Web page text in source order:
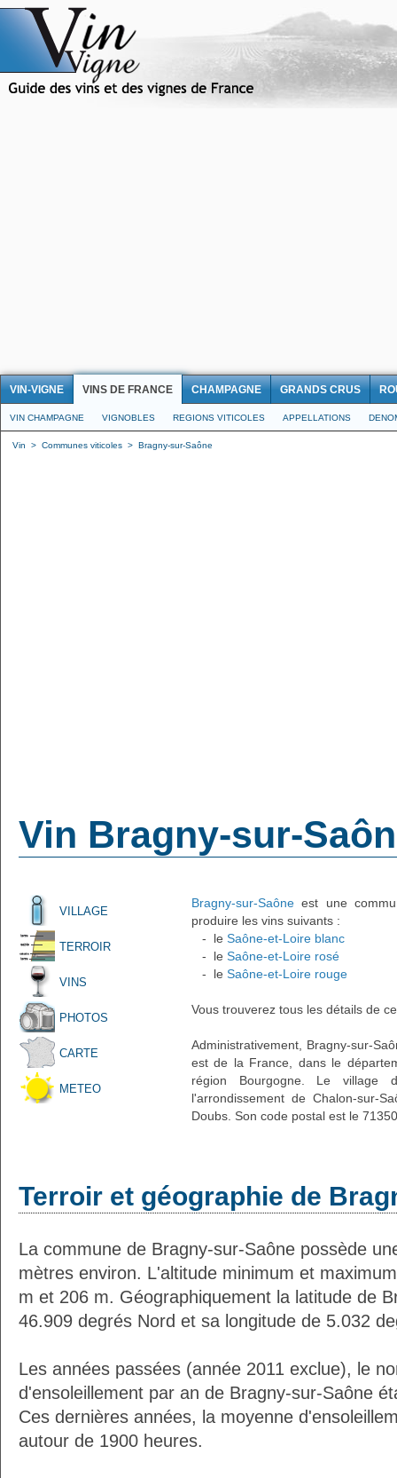
VIN-VIGNE VINS DE FRANCE CHAMPAGNE GRANDS CRUS
VIN CHAMPAGNE VIGNOBLES REGIONS VITICOLES APPELLATIONS
Vin > Communes viticoles > Bragny-sur-Saône
Vin Bragny-sur-
VILLAGE
TERROIR
VINS
PHOTOS
CARTE
METEO
Bragny-sur-Saône est une
produire les vins suivants :
- le Saône-et-Loire blanc
- le Saône-et-Loire rosé
- le Saône-et-Loire rouge
Vous trouverez tous les détails de
Administrativement, Bragny-sur-
est de la France, dans le
région Bourgogne. Le village
l'arrondissement de Chalon-sur-
Doubs. Son code postal est le
Terroir et géographie de
La commune de Bragny-sur-Saône possède
mètres environ. L'altitude minimum et
m et 206 m. Géographiquement la latitude de
46.909 degrés Nord et sa longitude de 5.032
Les années passées (année 2011 exclue), le
d'ensoleillement par an de Bragny-sur-Saône
Ces dernières années, la moyenne
autour de 1900 heures.